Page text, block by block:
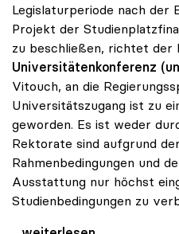
Legislaturperiode nach der
Projekt der
zu beschließen, richtet der
Universitätenkonferenz
Vitouch, an die
Universitätszugang ist zu
geworden. Es ist weder
Rektorate sind aufgrund
Rahmenbedingungen und
Ausstattung nur höchst
Studienbedingungen zu